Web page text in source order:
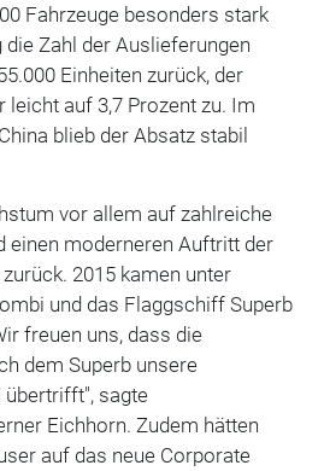
Fahrzeuge besonders stark
Zahl der Auslieferungen
Einheiten zurück, der
leicht auf 3,7 Prozent zu. Im
blieb der Absatz stabil
vor allem auf zahlreiche
einen moderneren Auftritt der
2015 kamen unter
und das Flaggschiff Superb
freuen uns, dass die
dem Superb unsere
übertrifft", sagte
Eichhorn. Zudem hätten
auf das neue Corporate